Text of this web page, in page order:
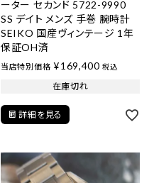
ーター セカンド 5722-9990
SS デイト メンズ 手巻 腕時計
SEIKO 国産ヴィンテージ 1年
保証OH済
当店特別価格 ¥169,400 税込
在庫切れ
詳細を見る